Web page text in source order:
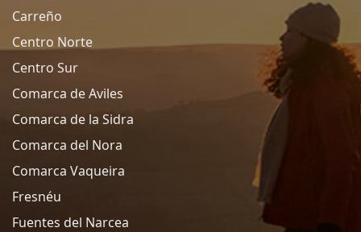
Carreño
Centro Norte
Centro Sur
Comarca de Aviles
Comarca de la Sidra
Comarca del Nora
Comarca Vaqueira
Fresnéu
Fuentes del Narcea